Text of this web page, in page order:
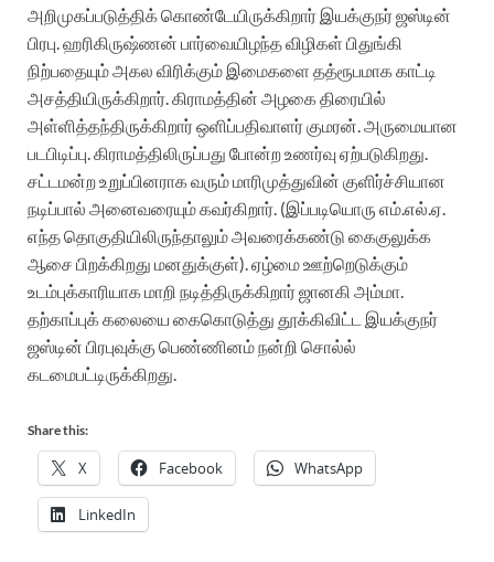
அறிமுகப்படுத்திக் கொண்டேயிருக்கிறார் இயக்குநர் ஜஸ்டின்
பிரபு. ஹரிகிருஷ்ணன் பார்வையிழந்த விழிகள் பிதுங்கி
நிற்பதையும் அகல விரிக்கும் இமைகளை தத்ரூபமாக காட்டி
அசத்தியிருக்கிறார். கிராமத்தின் அழகை திரையில்
அள்ளித்தந்திருக்கிறார் ஒளிப்பதிவாளர் குமரன். அருமையான
படபிடிப்பு. கிராமத்திலிருப்பது போன்ற உணர்வு ஏற்படுகிறது.
சட்டமன்ற உறுப்பினராக வரும் மாரிமுத்துவின் குளிர்ச்சியான
நடிப்பால் அனைவரையும் கவர்கிறார். (இப்படியொரு எம்.எல்.ஏ.
எந்த தொகுதியிலிருந்தாலும் அவரைக்கண்டு கைகுலுக்க
ஆசை பிறக்கிறது மனதுக்குள்). ஏழ்மை ஊற்றெடுக்கும்
உடம்புக்காரியாக மாறி நடித்திருக்கிறார் ஜானகி அம்மா.
தற்காப்புக் கலையை கைகொடுத்து தூக்கிவிட்ட இயக்குநர்
ஜஸ்டின் பிரபுவுக்கு பெண்ணினம் நன்றி சொல்ல்
கடமைபட்டிருக்கிறது.
Share this:
X Facebook WhatsApp
LinkedIn